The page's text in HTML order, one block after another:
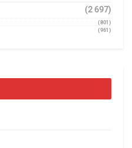
(2 697)
(801)
(961)